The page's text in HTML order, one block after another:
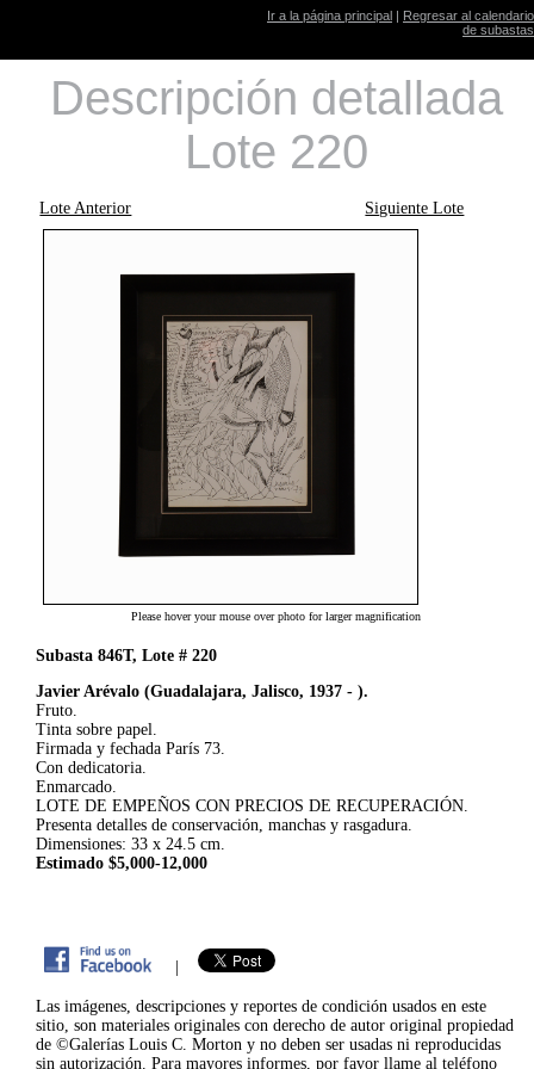
Ir a la página principal | Regresar al calendario
de subastas
Descripción detallada
Lote 220
Lote Anterior Siguiente Lote
Please hover your mouse over photo for larger magnification
Subasta 846T, Lote # 220
Javier Arévalo (Guadalajara, Jalisco, 1937 - ).
Fruto.
Tinta sobre papel.
Firmada y fechada París 73.
Con dedicatoria.
Enmarcado.
LOTE DE EMPEÑOS CON PRECIOS DE RECUPERACIÓN.
Presenta detalles de conservación, manchas y rasgadura.
Dimensiones: 33 x 24.5 cm.
Estimado $5,000-12,000
|
Las imágenes, descripciones y reportes de condición usados en este
sitio, son materiales originales con derecho de autor original propiedad
de ©Galerías Louis C. Morton y no deben ser usadas ni reproducidas
sin autorización. Para mayores informes, por favor llame al teléfono